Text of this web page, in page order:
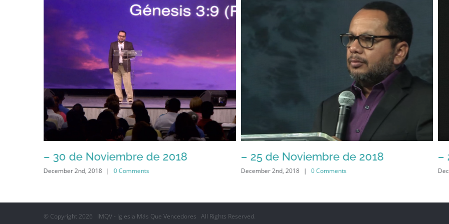
– 30 de Noviembre de 2018
December 2nd, 2018 | 0 Comments
– 25 de Noviembre de 2018
December 2nd, 2018 | 0 Comments
–
© Copyright 2026 IMQV - Iglesia Más Que Vencedores All Rights Reserved.